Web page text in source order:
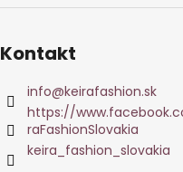
Kontakt
info@keirafashion.sk
https://
raFashionSlovakia
keira_fashion_slovakia